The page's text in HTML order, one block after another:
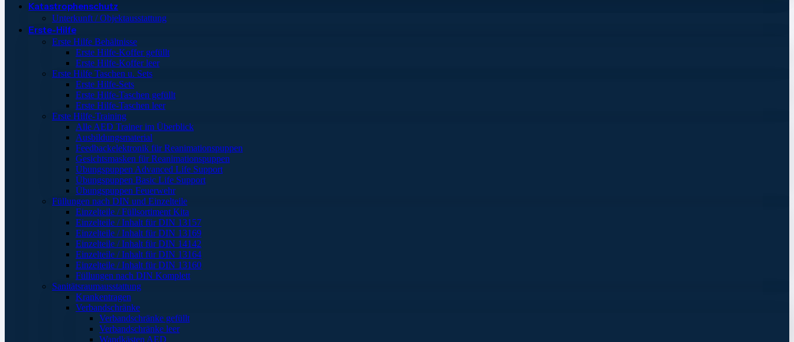
Katastrophenschutz
Unterkunft / Objektausstattung
Erste-Hilfe
Erste Hilfe Behältnisse
Erste Hilfe-Koffer gefüllt
Erste Hilfe-Koffer leer
Erste Hilfe Taschen u. Sets
Erste Hilfe-Sets
Erste Hilfe-Taschen gefüllt
Erste Hilfe-Taschen leer
Erste Hilfe-Training
Alle AED Trainer im Überblick
Ausbildungsmaterial
Feedbackelektronik für Reanimationspuppen
Gesichtsmasken für Reanimationspuppen
Übungspuppen Advanced Life Support
Übungspuppen Basic Life Support
Übungspuppen Feuerwehr
Füllungen nach DIN und Einzelteile
Einzelteile / Füllsortiment Kita
Einzelteile / Inhalt für DIN 13157
Einzelteile / Inhalt für DIN 13169
Einzelteile / Inhalt für DIN 14142
Einzelteile / Inhalt für DIN 13164
Einzelteile / Inhalt für DIN 13160
Füllungen nach DIN Komplett
Sanitätsraumausstattung
Krankentragen
Verbandschränke
Verbandschränke gefüllt
Verbandschränke leer
Wandkästen AED